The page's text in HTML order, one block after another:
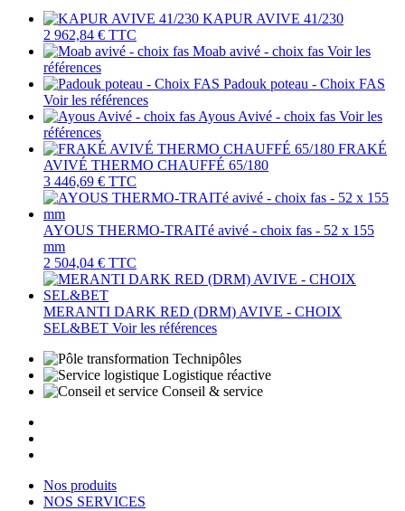
KAPUR AVIVE 41/230
2 962,84 € TTC
Moab avivé - choix fas Voir les
références
Padouk poteau - Choix FAS
Voir les références
Ayous Avivé - choix fas Voir les
références
FRAKÉ
AVIVÉ THERMO CHAUFFÉ 65/180
3 446,69 € TTC
AYOUS THERMO-TRAITé avivé - choix fas - 52 x 155
mm
2 504,04 € TTC
MERANTI DARK RED (DRM) AVIVE - CHOIX
SEL&BET Voir les références
Technipôles
Logistique réactive
Conseil & service
Nos produits
NOS SERVICES